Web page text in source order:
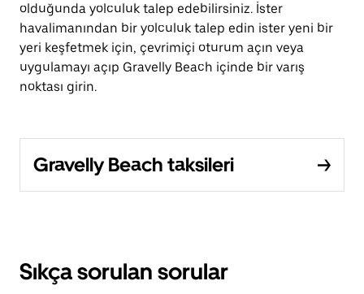
olduğunda yolculuk talep edebilirsiniz. İster
havalimanından bir yolculuk talep edin ister yeni bir
yeri keşfetmek için, çevrimiçi oturum açın veya
uygulamayı açıp Gravelly Beach içinde bir varış
noktası girin.
Gravelly Beach taksileri
Sıkça sorulan sorular